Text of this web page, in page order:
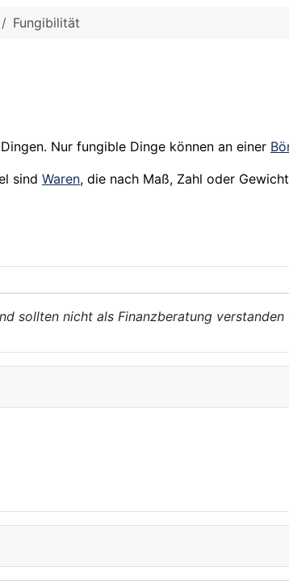
Fungibilität
Nur fungible Dinge können an einer
sind Waren, die nach Maß, Zahl oder
sollten nicht als Finanzberatung verstanden